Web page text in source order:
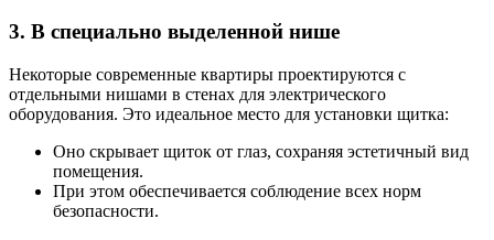
3. В специально выделенной нише
Некоторые современные квартиры проектируются с
отдельными нишами в стенах для электрического
оборудования. Это идеальное место для установки щитка:
Оно скрывает щиток от глаз, сохраняя эстетичный вид
помещения.
При этом обеспечивается соблюдение всех норм
безопасности.